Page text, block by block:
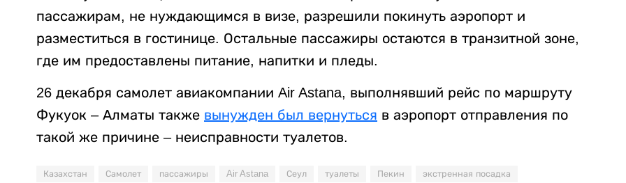
пассажирам, не нуждающимся в визе, разрешили покинуть аэропорт и
разместиться в гостинице. Остальные пассажиры остаются в транзитной зоне,
где им предоставлены питание, напитки и пледы.
26 декабря самолет авиакомпании Air Astana, выполнявший рейс по маршруту
Фукуок – Алматы также вынужден был вернуться в аэропорт отправления по
такой же причине – неисправности туалетов.
Казахстан Самолет пассажиры Air Astana Сеул туалеты Пекин экстренная посадка